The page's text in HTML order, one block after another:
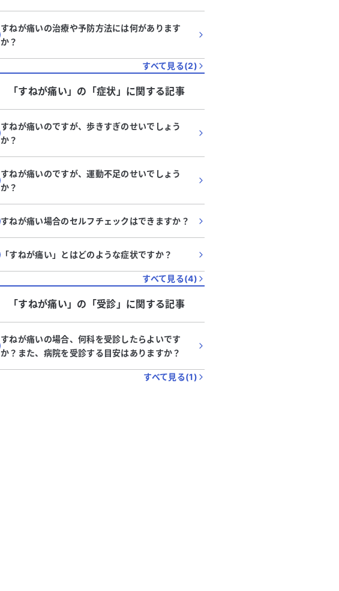
すねが痛いの治療や予防方法には何があります
か？
すべて見る(2)
「すねが痛い」 の「症状 」に関する記事
すねが痛いのですが、歩きすぎのせいでしょう
か？
すねが痛いのですが、運動不足のせいでしょう
か？
すねが痛い場合のセルフチェックはできますか？
「すねが痛い」とはどのような症状ですか？
すべて見る(4)
「すねが痛い」 の「受診 」に関する記事
すねが痛いの場合、何科を受診したらよいです
か？また、病院を受診する目安はありますか？
すべて見る(1)